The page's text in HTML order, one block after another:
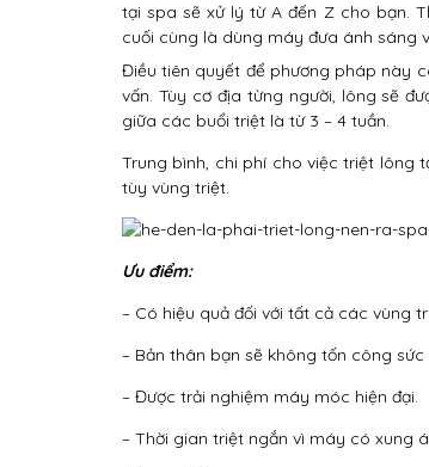
tại spa sẽ xử lý từ A đến Z cho bạn.
cuối cùng là dùng máy đưa ánh sáng
Điều tiên quyết để phương pháp này
vấn. Tùy cơ địa từng người, lông sẽ
giữa các buổi triệt là từ 3 – 4 tuần.
Trung bình, chi phí cho việc triệt lông
tùy vùng triệt.
Ưu điểm:
– Có hiệu quả đối với tất cả các vùng
– Bản thân bạn sẽ không tốn công
– Được trải nghiệm máy móc hiện đại.
– Thời gian triệt ngắn vì máy có xung